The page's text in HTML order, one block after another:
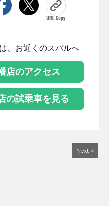
、お近くのスバルへ
店のアクセス
の試乗車を見る
Next >